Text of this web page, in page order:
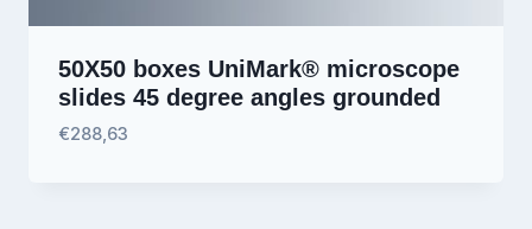
50X50 boxes UniMark® microscope
slides 45 degree angles grounded
€288,63